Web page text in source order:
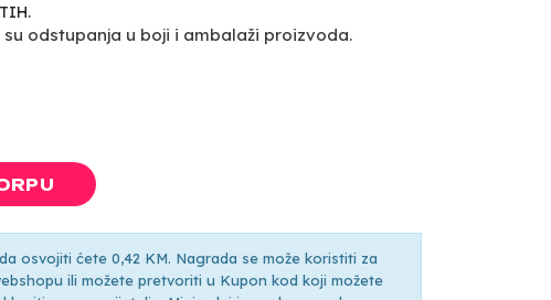
su odstupanja u boji i ambalaži proizvoda.
osvojiti ćete 0,42 KM. Nagrada se može koristiti za
ili možete pretvoriti u Kupon kod koji možete